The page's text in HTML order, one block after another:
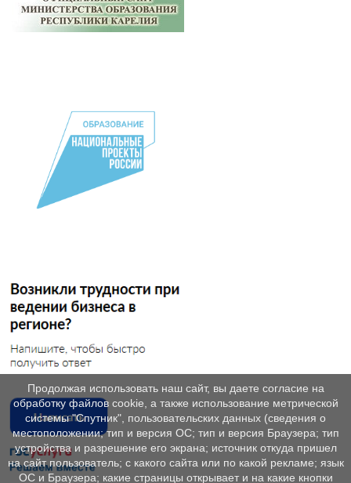
Продолжая использовать наш сайт, вы даете согласие на
обработку файлов cookie, а также использование метрической
системы "Спутник", пользовательских данных (сведения о
местоположении; тип и версия ОС; тип и версия Браузера; тип
устройства и разрешение его экрана; источник откуда пришел
на сайт пользователь; с какого сайта или по какой рекламе; язык
ОС и Браузера; какие страницы открывает и на какие кнопки